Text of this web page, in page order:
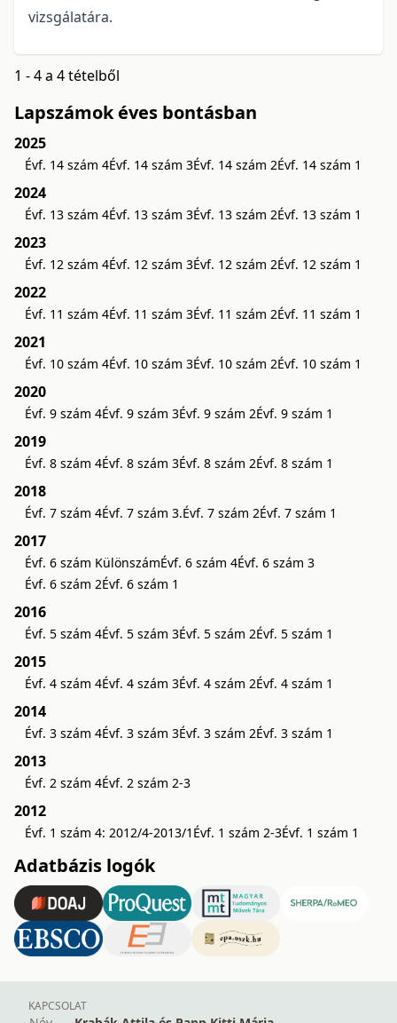
vizsgálatára.
1 - 4 a 4 tételből
Lapszámok éves bontásban
2025
Évf. 14 szám 4Évf. 14 szám 3Évf. 14 szám 2Évf. 14 szám 1
2024
Évf. 13 szám 4Évf. 13 szám 3Évf. 13 szám 2Évf. 13 szám 1
2023
Évf. 12 szám 4Évf. 12 szám 3Évf. 12 szám 2Évf. 12 szám 1
2022
Évf. 11 szám 4Évf. 11 szám 3Évf. 11 szám 2Évf. 11 szám 1
2021
Évf. 10 szám 4Évf. 10 szám 3Évf. 10 szám 2Évf. 10 szám 1
2020
Évf. 9 szám 4Évf. 9 szám 3Évf. 9 szám 2Évf. 9 szám 1
2019
Évf. 8 szám 4Évf. 8 szám 3Évf. 8 szám 2Évf. 8 szám 1
2018
Évf. 7 szám 4Évf. 7 szám 3.Évf. 7 szám 2Évf. 7 szám 1
2017
Évf. 6 szám KülönszámÉvf. 6 szám 4Évf. 6 szám 3
Évf. 6 szám 2Évf. 6 szám 1
2016
Évf. 5 szám 4Évf. 5 szám 3Évf. 5 szám 2Évf. 5 szám 1
2015
Évf. 4 szám 4Évf. 4 szám 3Évf. 4 szám 2Évf. 4 szám 1
2014
Évf. 3 szám 4Évf. 3 szám 3Évf. 3 szám 2Évf. 3 szám 1
2013
Évf. 2 szám 4Évf. 2 szám 2-3
2012
Évf. 1 szám 4: 2012/4-2013/1 Évf. 1 szám 2-3Évf. 1 szám 1
Adatbázis logók
KAPCSOLAT